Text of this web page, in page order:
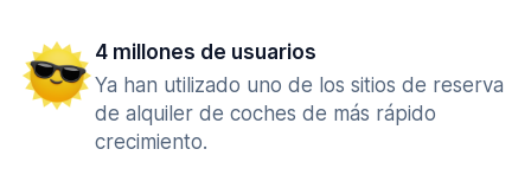
4 millones de usuarios
Ya han utilizado uno de los sitios de reserva
de alquiler de coches de más rápido
crecimiento.